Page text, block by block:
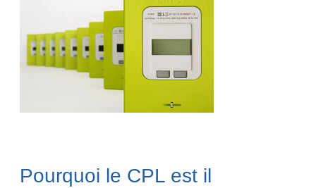
Pourquoi le CPL est il